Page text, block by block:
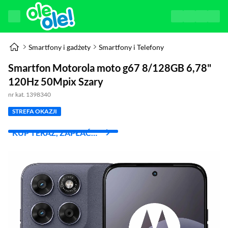
Smartfony i gadżety Smartfony i Telefony
Smartfon Motorola moto g67 8/128GB 6,78"
120Hz 50Mpix Szary
nr kat. 1398340
STREFA OKAZJI
KUP TERAZ, ZAPŁAĆ